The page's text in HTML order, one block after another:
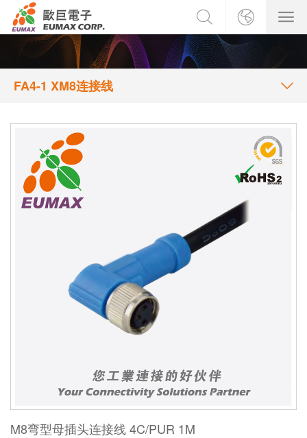
FA4-1 XM8连接线
M8弯型母插头连接线 4C/PUR 1M